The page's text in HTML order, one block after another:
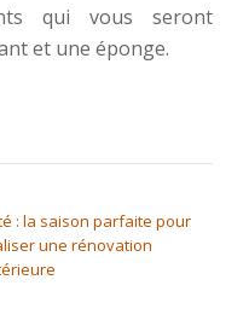
qui vous seront
et une éponge.
: la saison parfaite pour
une rénovation